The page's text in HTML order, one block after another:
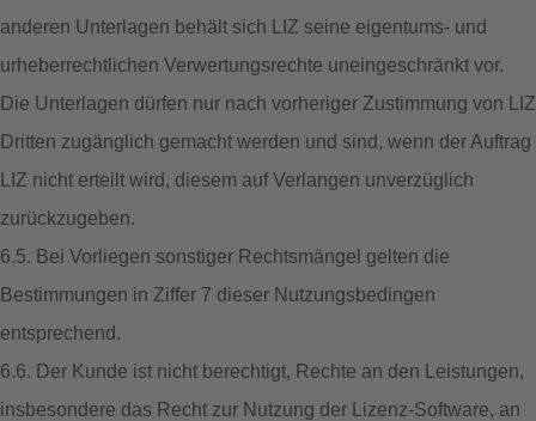
anderen Unterlagen behält sich LIZ seine eigentums- und
urheberrechtlichen Verwertungsrechte uneingeschränkt vor.
Die Unterlagen dürfen nur nach vorheriger Zustimmung von LIZ
Dritten zugänglich gemacht werden und sind, wenn der Auftrag
LIZ nicht erteilt wird, diesem auf Verlangen unverzüglich
zurückzugeben.
6.5. Bei Vorliegen sonstiger Rechtsmängel gelten die
Bestimmungen in Ziffer 7 dieser Nutzungsbedingen
entsprechend.
6.6. Der Kunde ist nicht berechtigt, Rechte an den Leistungen,
insbesondere das Recht zur Nutzung der Lizenz-Software, an